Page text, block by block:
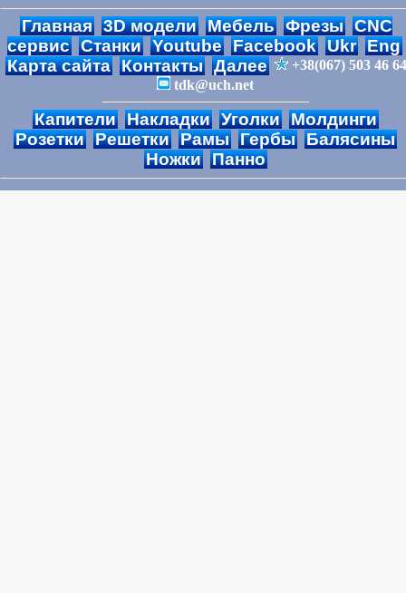
Главная 3D модели Мебель Фрезы CNC
сервис Станки Youtube Facebook Ukr Eng
Карта сайта Контакты Далее
+38(067) 503 46 64
tdk@uch.net
Капители Накладки Уголки Молдинги
Розетки Решетки Рамы Гербы Балясины
Ножки Панно